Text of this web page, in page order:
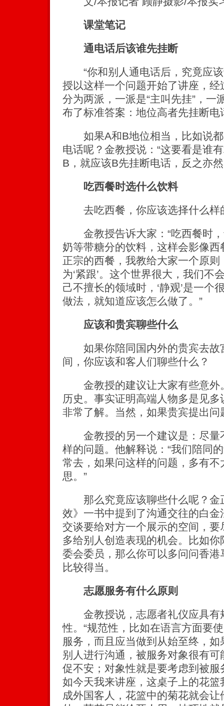
课堂笔记
通电话后该谁先挂断
“你和别人通电话后，究竟应该
授以这样一个问题开始了讲座，
分为两派，一派是“主叫先挂”，一
布了标准答案：地位高者先挂断电
如果A和B地位相当，比如说都
电话呢？金教授说：“这要看是谁
B，就应该B先挂断电话，反之亦然
吃西餐时选什么饮料
去吃西餐，你应该选择什么样
金教授告诉大家：“吃西餐时，
奶等带糖分的饮料，这样会影像
正宗的西餐，我教给大家一个原
为‘紧跟’。这个世界很大，我们不
己不擅长的领域时，‘静观’是一个
做法，就知道应该怎么做了。”
应该和贵宾聊些什么
如果你陪同国内外的贵宾去故
间，你应该和客人们聊些什么？
金教授的建议让大家有些意外
历史。事实证明高端人物多是见
非常了解。当然，如果贵宾提出问
金教授的另一个建议是：尽量
样的问题。他解释说：“我们陪同
常去，如果问这样的问题，多有
思。”
那么究竟应该聊些什么呢？金
效》一书中提到了沟通交往的白
交谈要给对方一个展示的空间，
多给别人创造表现的机会。比如
委会委员，那么你可以多问问香
比较得当。
志愿服务有什么原则
金教授说，志愿者礼仪应具有
性。“规范性，比如在语言方面要
服务，而且应当做到从始至终，
别人进行沟通，被服务对象很有
促不安；对象性就是要考虑到被
如今天我来讲座，这桌子上的花
成外国客人，花篮中的菊花就会